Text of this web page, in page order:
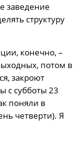
заведение
структуру
конечно, –
потом в
закроют
с субботы 23
поняли в
четверти). Я